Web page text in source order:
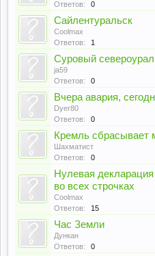
Ответов:
0
Сайлентуральск
Coolmax
Ответов:
1
Суровый
ja59
Ответов:
0
Вчера авария,
Dyer80
Ответов:
0
Кремль сбрасывает
Шахматист
Ответов:
0
Нулевая
во всех строчках
Coolmax
Ответов:
15
Час Земли
Дункан
Ответов:
0